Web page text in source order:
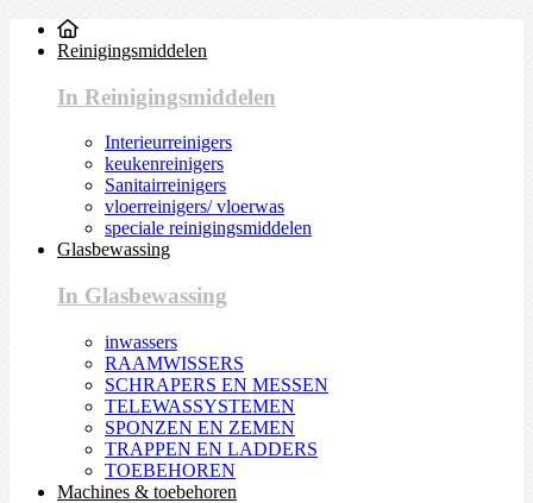
Reinigingsmiddelen
In Reinigingsmiddelen
Interieurreinigers
keukenreinigers
Sanitairreinigers
vloerreinigers/ vloerwas
speciale reinigingsmiddelen
Glasbewassing
In Glasbewassing
inwassers
RAAMWISSERS
SCHRAPERS EN MESSEN
TELEWASSYSTEMEN
SPONZEN EN ZEMEN
TRAPPEN EN LADDERS
TOEBEHOREN
Machines & toebehoren